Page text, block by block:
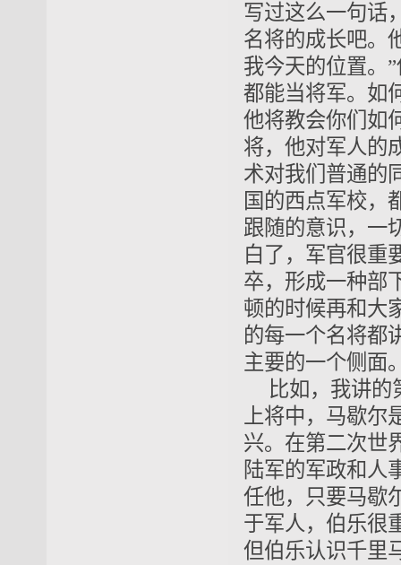
写过这么一句话
名将的成长吧。
我今天的位置。
都能当将军。如
他将教会你们如
将，他对军人的
术对我们普通的
国的西点军校，
跟随的意识，一
白了，军官很重
卒，形成一种部
顿的时候再和大
的每一个名将都
主要的一个侧面
比如，我讲
上将中，马歇尔
兴。在第二次世
陆军的军政和人
任他，只要马歇
于军人，伯乐很
但伯乐认识千里